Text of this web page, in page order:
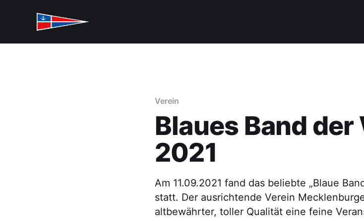
Verein
Blaues Band der
2021
Am 11.09.2021 fand das beliebte „Blaue
statt. Der ausrichtende Verein
altbewährter, toller Qualität eine feine